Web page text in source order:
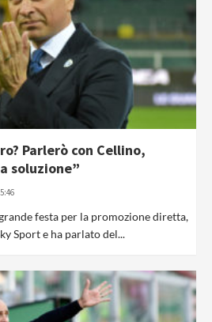
Parlerò con Cellino,
soluzione”
festa per la promozione diretta,
Sport e ha parlato del...